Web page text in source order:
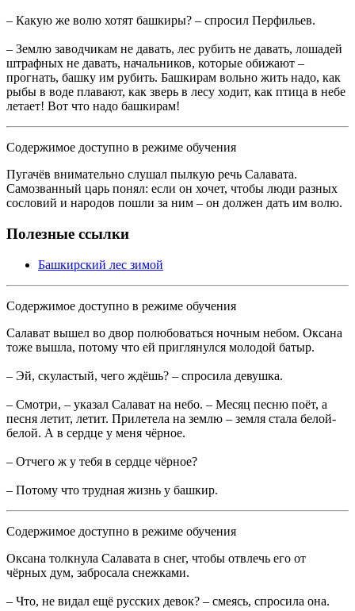
– Какую же волю хотят башкиры? – спросил Перфильев.
– Землю заводчикам не давать, лес рубить не давать, лошадей
штрафных не давать, начальников, которые обижают –
прогнать, башку им рубить. Башкирам вольно жить надо, как
рыбы в воде плавают, как зверь в лесу ходит, как птица в небе
летает! Вот что надо башкирам!
Содержимое доступно в режиме обучения
Пугачёв внимательно слушал пылкую речь Салавата.
Самозванный царь понял: если он хочет, чтобы люди разных
сословий и народов пошли за ним – он должен дать им волю.
Полезные ссылки
Башкирский лес зимой
Содержимое доступно в режиме обучения
Салават вышел во двор полюбоваться ночным небом. Оксана
тоже вышла, потому что ей приглянулся молодой батыр.
– Эй, скуластый, чего ждёшь? – спросила девушка.
– Смотри, – указал Салават на небо. – Месяц песню поёт, а
песня летит, летит. Прилетела на землю – земля стала белой-
белой. А в сердце у меня чёрное.
– Отчего ж у тебя в сердце чёрное?
– Потому что трудная жизнь у башкир.
Содержимое доступно в режиме обучения
Оксана толкнула Салавата в снег, чтобы отвлечь его от
чёрных дум, забросала снежками.
– Что, не видал ещё русских девок? – смеясь, спросила она.